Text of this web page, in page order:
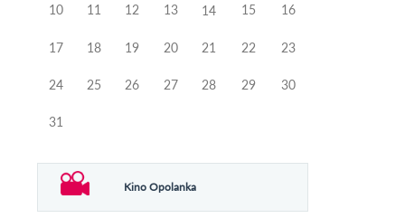
10 11 12 13 14 15 16
17 18 19 20 21 22 23
24 25 26 27 28 29 30
31
Kino Opolanka